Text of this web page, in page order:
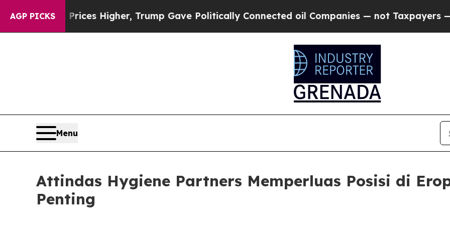
AGP PICKS
oil Prices Higher, Trump Gave Politically Connected oil Companies — not Taxpayers — the
Menu
Attindas Hygiene Partners Memperluas Posisi di
Penting